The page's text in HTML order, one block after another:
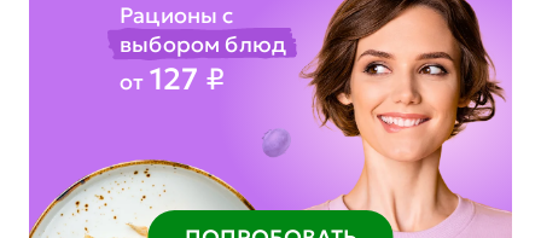
Рационы с
выбором блюд
от 127 ₽